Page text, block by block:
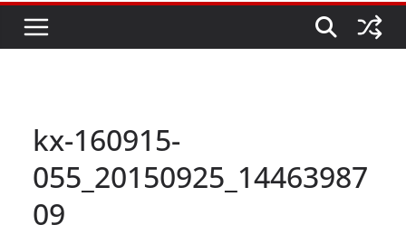
kx-160915-
055_20150925_14463987
09